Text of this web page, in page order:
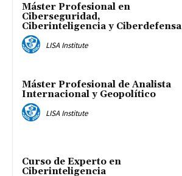
Máster Profesional en
Ciberseguridad,
Ciberinteligencia y Ciberdefensa
LISA Institute
Máster Profesional de Analista
Internacional y Geopolítico
LISA Institute
Curso de Experto en
Ciberinteligencia